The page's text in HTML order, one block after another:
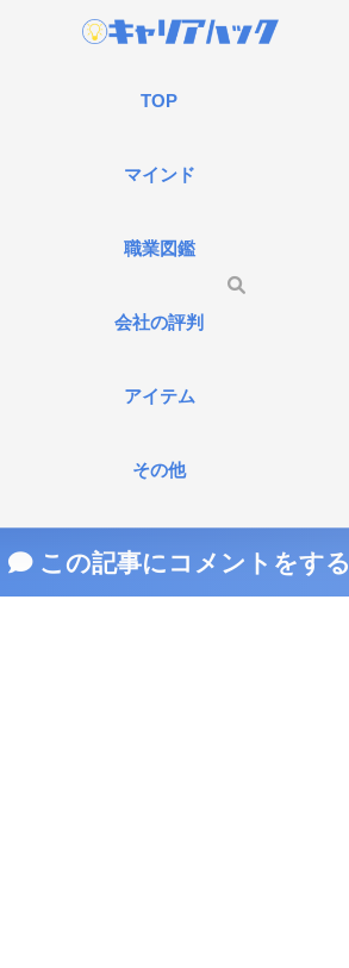
TOP
マインド
職業図鑑
会社の評判
アイテム
その他
この記事にコメントをする